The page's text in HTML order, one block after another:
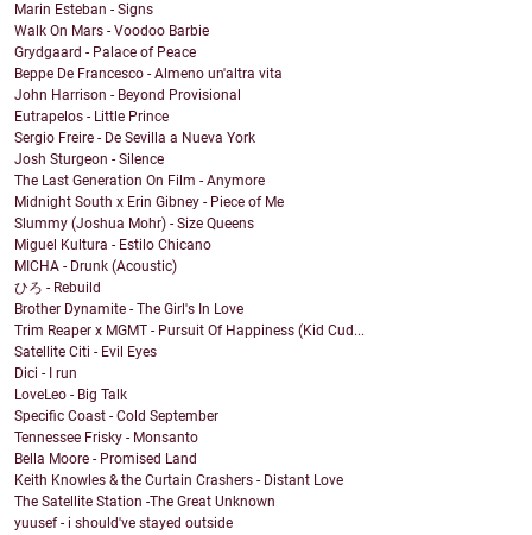
Marin Esteban - Signs
Walk On Mars - Voodoo Barbie
Grydgaard - Palace of Peace
Beppe De Francesco - Almeno un'altra vita
John Harrison - Beyond Provisional
Eutrapelos - Little Prince
Sergio Freire - De Sevilla a Nueva York
Josh Sturgeon - Silence
The Last Generation On Film - Anymore
Midnight South x Erin Gibney - Piece of Me
Slummy (Joshua Mohr) - Size Queens
Miguel Kultura - Estilo Chicano
MICHA - Drunk (Acoustic)
ひろ - Rebuild
Brother Dynamite - The Girl's In Love
Trim Reaper x MGMT - Pursuit Of Happiness (Kid Cud...
Satellite Citi - Evil Eyes
Dici - I run
LoveLeo - Big Talk
Specific Coast - Cold September
Tennessee Frisky - Monsanto
Bella Moore - Promised Land
Keith Knowles & the Curtain Crashers - Distant Love
The Satellite Station -The Great Unknown
yuusef - i should've stayed outside